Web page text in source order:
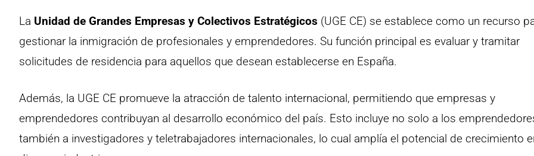
La Unidad de Grandes Empresas y Colectivos Estratégicos (UGE CE) se establece como un recurso
gestionar la inmigración de profesionales y emprendedores. Su función principal es evaluar y tramitar
solicitudes de residencia para aquellos que desean establecerse en España.
Además, la UGE CE promueve la atracción de talento internacional, permitiendo que empresas y
emprendedores contribuyan al desarrollo económico del país. Esto incluye no solo a los
también a investigadores y teletrabajadores internacionales, lo cual amplía el potencial de crecimiento